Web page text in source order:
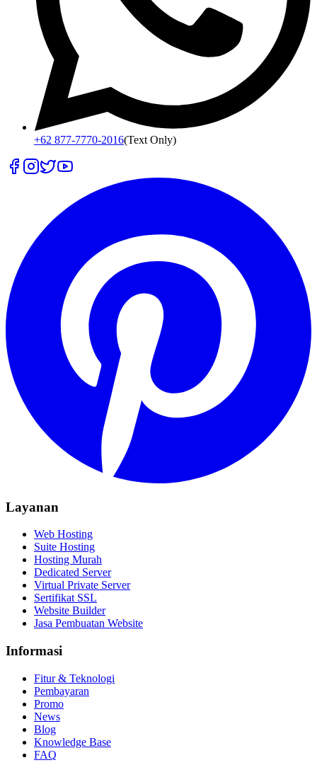
+62 877-7770-2016(Text Only)
Layanan
Web Hosting
Suite Hosting
Hosting Murah
Dedicated Server
Virtual Private Server
Sertifikat SSL
Website Builder
Jasa Pembuatan Website
Informasi
Fitur & Teknologi
Pembayaran
Promo
News
Blog
Knowledge Base
FAQ